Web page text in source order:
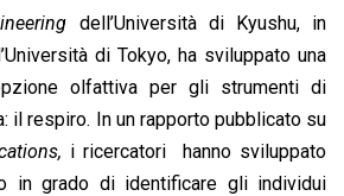
dell’Università di Kyushu, in
di Tokyo, ha sviluppato una
olfattiva per gli strumenti di
il respiro. In un rapporto pubblicato su
i ricercatori hanno sviluppato
in grado di identificare gli individui